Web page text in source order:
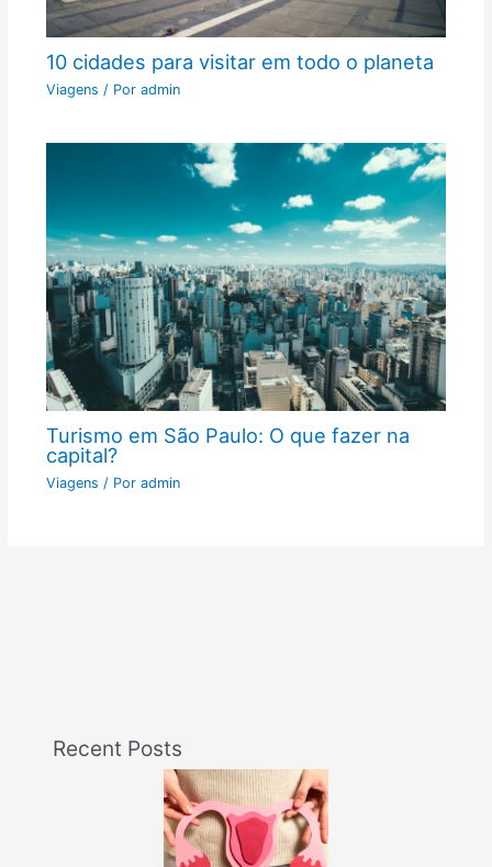
10 cidades para visitar em todo o planeta
Viagens / Por admin
Turismo em São Paulo: O que fazer na
capital?
Viagens / Por admin
Recent Posts